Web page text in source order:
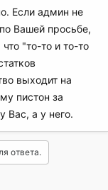
Если админ не
Вашей просьбе,
"то-то и то-то
выходит на
пистон за
Вас, а у него.
ответа.